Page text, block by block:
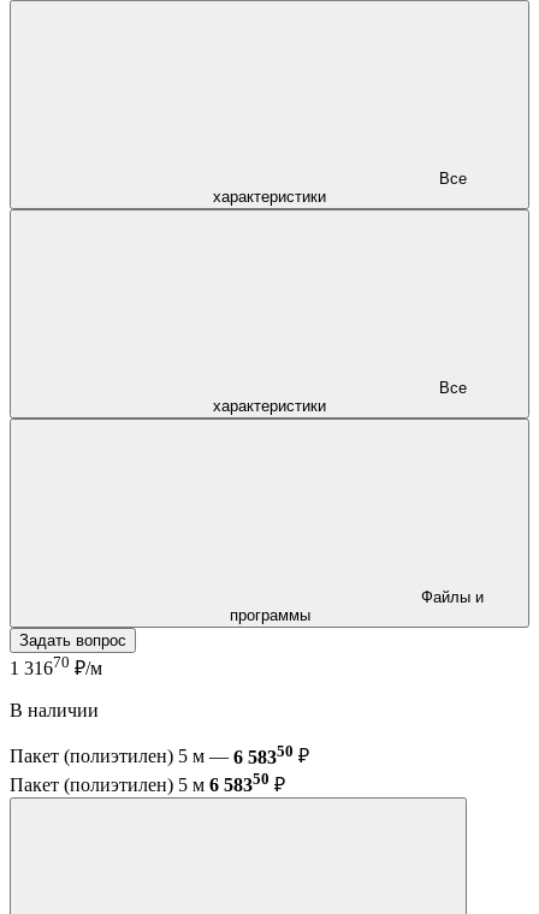
характеристики
характеристики
программы
Задать вопрос
1 31670 ₽/м
В наличии
Пакет (полиэтилен) 5 м — 6 58350 ₽
Пакет (полиэтилен) 5 м 6 58350 ₽